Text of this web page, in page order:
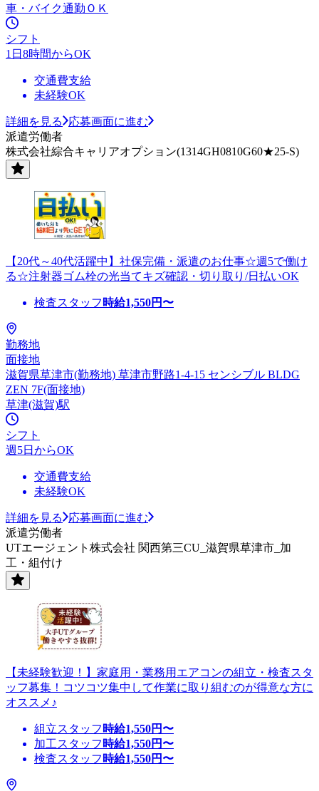
車・バイク通勤ＯＫ
シフト
1日8時間からOK
交通費支給
未経験OK
詳細を見る
応募画面に進む
派遣労働者
株式会社綜合キャリアオプション(1314GH0810G60★25-S)
【20代～40代活躍中】社保完備・派遣のお仕事☆週5で働け
る☆注射器ゴム栓の光当てキズ確認・切り取り/日払いOK
検査スタッフ 時給1,550円〜
勤務地
面接地
滋賀県草津市(勤務地) 草津市野路1-4-15 センシブル BLDG
ZEN 7F(面接地)
草津(滋賀)駅
シフト
週5日からOK
交通費支給
未経験OK
詳細を見る
応募画面に進む
派遣労働者
UTエージェント株式会社 関西第三CU_滋賀県草津市_加
工・組付け
【未経験歓迎！】家庭用・業務用エアコンの組立・検査スタ
ッフ募集！コツコツ集中して作業に取り組むのが得意な方に
オススメ♪
組立スタッフ 時給1,550円〜
加工スタッフ 時給1,550円〜
検査スタッフ 時給1,550円〜